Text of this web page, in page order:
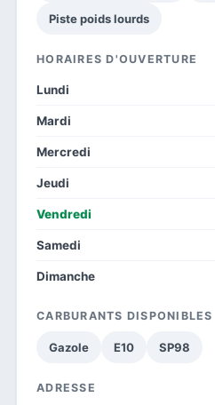
Piste poids lourds
HORAIRES D'OUVERTURE
Lundi
Mardi
Mercredi
Jeudi
Vendredi
Samedi
Dimanche
CARBURANTS DISPONIBLES
Gazole E10 SP98
ADRESSE